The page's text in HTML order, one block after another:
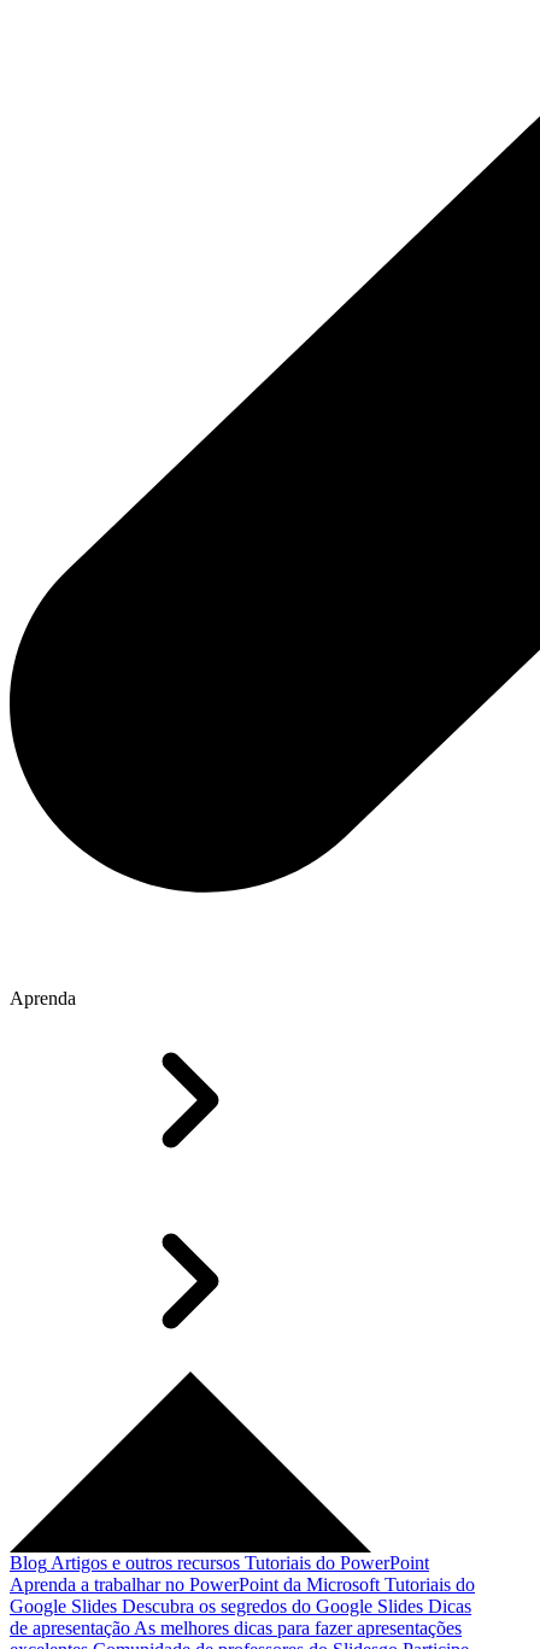
Aprenda
Blog Artigos e outros recursos Tutoriais do PowerPoint
Aprenda a trabalhar no PowerPoint da Microsoft Tutoriais do
Google Slides Descubra os segredos do Google Slides Dicas
de apresentação As melhores dicas para fazer apresentações